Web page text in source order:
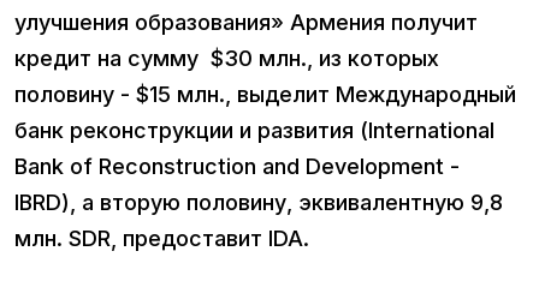
улучшения образования» Армения получит
кредит на сумму $30 млн., из которых
половину - $15 млн., выделит Международный
банк реконструкции и развития (International
Bank of Reconstruction and Development -
IBRD), а вторую половину, эквивалентную 9,8
млн. SDR, предоставит IDA.